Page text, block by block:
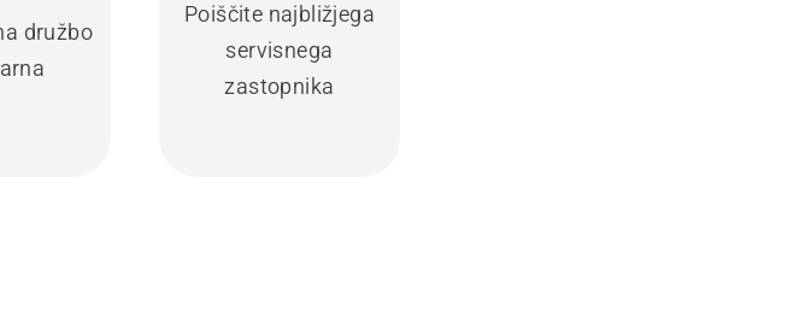
družbo
Poiščite najbližjega
servisnega
zastopnika